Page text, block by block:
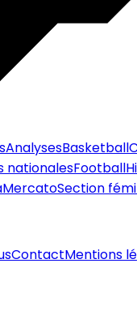
AnalysesBasketball
nationalesFootball
MercatoSection
ContactMentions